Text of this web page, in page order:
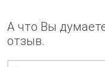
А что Вы
отзыв.